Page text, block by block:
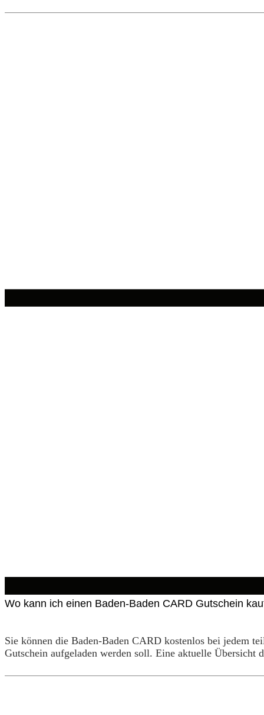
Wo kann ich einen Baden-Baden CARD Gutschein
Sie können die Baden-Baden CARD kostenlos bei jedem
Gutschein aufgeladen werden soll. Eine aktuelle Übersicht